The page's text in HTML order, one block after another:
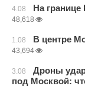
4.08 На
48,618
1.08 В центре
43,694
3.08
Дроны
под Москвой: